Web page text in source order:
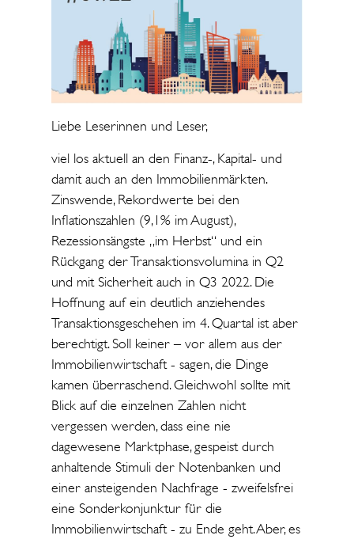
Liebe Leserinnen und Leser,
viel los aktuell an den Finanz-, Kapital- und
damit auch an den Immobilienmärkten.
Zinswende, Rekordwerte bei den
Inflationszahlen (9,1% im August),
Rezessionsängste „im Herbst“ und ein
Rückgang der Transaktionsvolumina in Q2
und mit Sicherheit auch in Q3 2022. Die
Hoffnung auf ein deutlich anziehendes
Transaktionsgeschehen im 4. Quartal ist aber
berechtigt. Soll keiner – vor allem aus der
Immobilienwirtschaft - sagen, die Dinge
kamen überraschend. Gleichwohl sollte mit
Blick auf die einzelnen Zahlen nicht
vergessen werden, dass eine nie
dagewesene Marktphase, gespeist durch
anhaltende Stimuli der Notenbanken und
einer ansteigenden Nachfrage - zweifelsfrei
eine Sonderkonjunktur für die
Immobilienwirtschaft - zu Ende geht. Aber, es